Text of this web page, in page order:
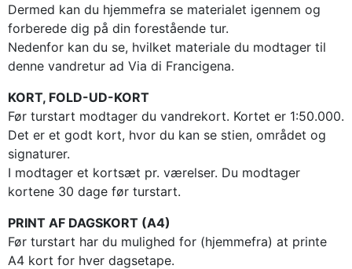
Dermed kan du hjemmefra se materialet igennem og
forberede dig på din forestående tur.
Nedenfor kan du se, hvilket materiale du modtager til
denne vandretur ad Via di Francigena.
KORT, FOLD-UD-KORT
Før turstart modtager du vandrekort. Kortet er 1:50.000.
Det er et godt kort, hvor du kan se stien, området og
signaturer.
I modtager et kortsæt pr. værelser. Du modtager
kortene 30 dage før turstart.
PRINT AF DAGSKORT (A4)
Før turstart har du mulighed for (hjemmefra) at printe
A4 kort for hver dagsetape.